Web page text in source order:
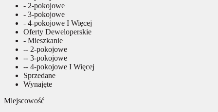
- 2-pokojowe
- 3-pokojowe
- 4-pokojowe I Więcej
Oferty Deweloperskie
- Mieszkanie
-- 2-pokojowe
-- 3-pokojowe
-- 4-pokojowe I Więcej
Sprzedane
Wynajęte
Miejscowość